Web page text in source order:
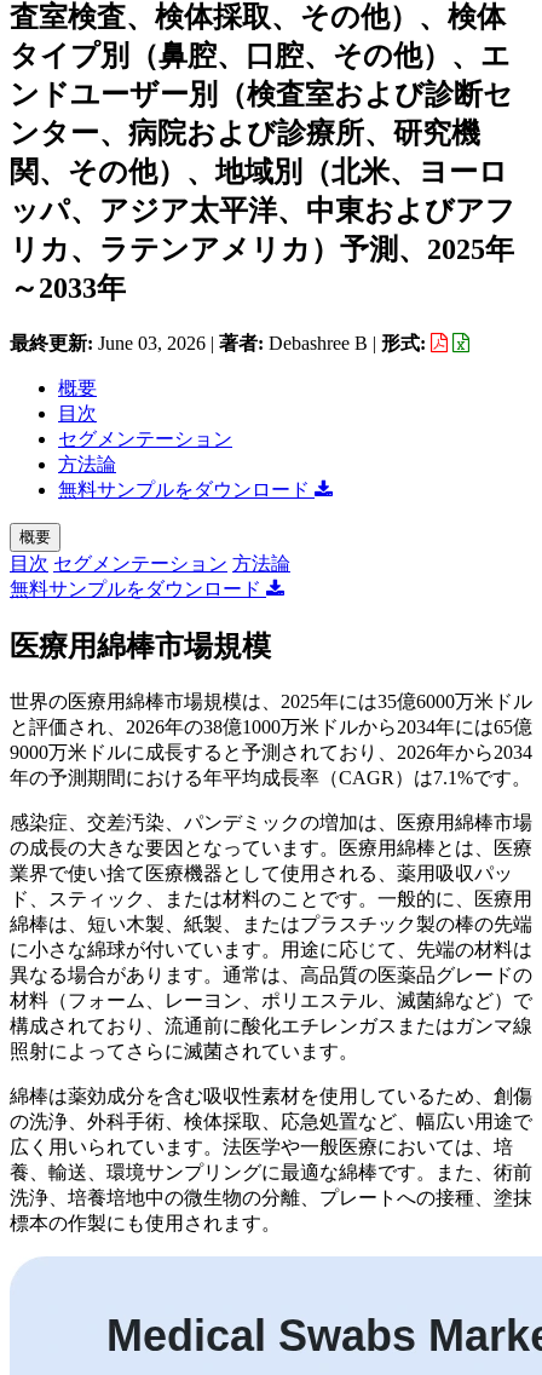
査室検査、検体採取、その他）、検体
タイプ別（鼻腔、口腔、その他）、エ
ンドユーザー別（検査室および診断セ
ンター、病院および診療所、研究機
関、その他）、地域別（北米、ヨーロ
ッパ、アジア太平洋、中東およびアフ
リカ、ラテンアメリカ）予測、2025年
～2033年
最終更新: June 03, 2026 | 著者: Debashree B | 形式:
概要
目次
セグメンテーション
方法論
無料サンプルをダウンロード
概要
目次 セグメンテーション 方法論
無料サンプルをダウンロード
医療用綿棒市場規模
世界の医療用綿棒市場規模は、2025年には35億6000万米ドル
と評価され、2026年の38億1000万米ドルから2034年には65億
9000万米ドルに成長すると予測されており、2026年から2034
年の予測期間における年平均成長率（CAGR）は7.1%です。
感染症、交差汚染、パンデミックの増加は、医療用綿棒市場
の成長の大きな要因となっています。医療用綿棒とは、医療
業界で使い捨て医療機器として使用される、薬用吸収パッ
ド、スティック、または材料のことです。一般的に、医療用
綿棒は、短い木製、紙製、またはプラスチック製の棒の先端
に小さな綿球が付いています。用途に応じて、先端の材料は
異なる場合があります。通常は、高品質の医薬品グレードの
材料（フォーム、レーヨン、ポリエステル、滅菌綿など）で
構成されており、流通前に酸化エチレンガスまたはガンマ線
照射によってさらに滅菌されています。
綿棒は薬効成分を含む吸収性素材を使用しているため、創傷
の洗浄、外科手術、検体採取、応急処置など、幅広い用途で
広く用いられています。法医学や一般医療においては、培
養、輸送、環境サンプリングに最適な綿棒です。また、術前
洗浄、培養培地中の微生物の分離、プレートへの接種、塗抹
標本の作製にも使用されます。